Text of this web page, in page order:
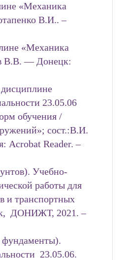
«Механика
В.И.. –
«Механика
В.В. — Донецк:
23.05.06
обучения /
сост.:В.И.
Acrobat Reader. –
Учебно-
работы для
и транспортных
ДОНИЖТ, 2021. –
фундаменты).
23.05.06.